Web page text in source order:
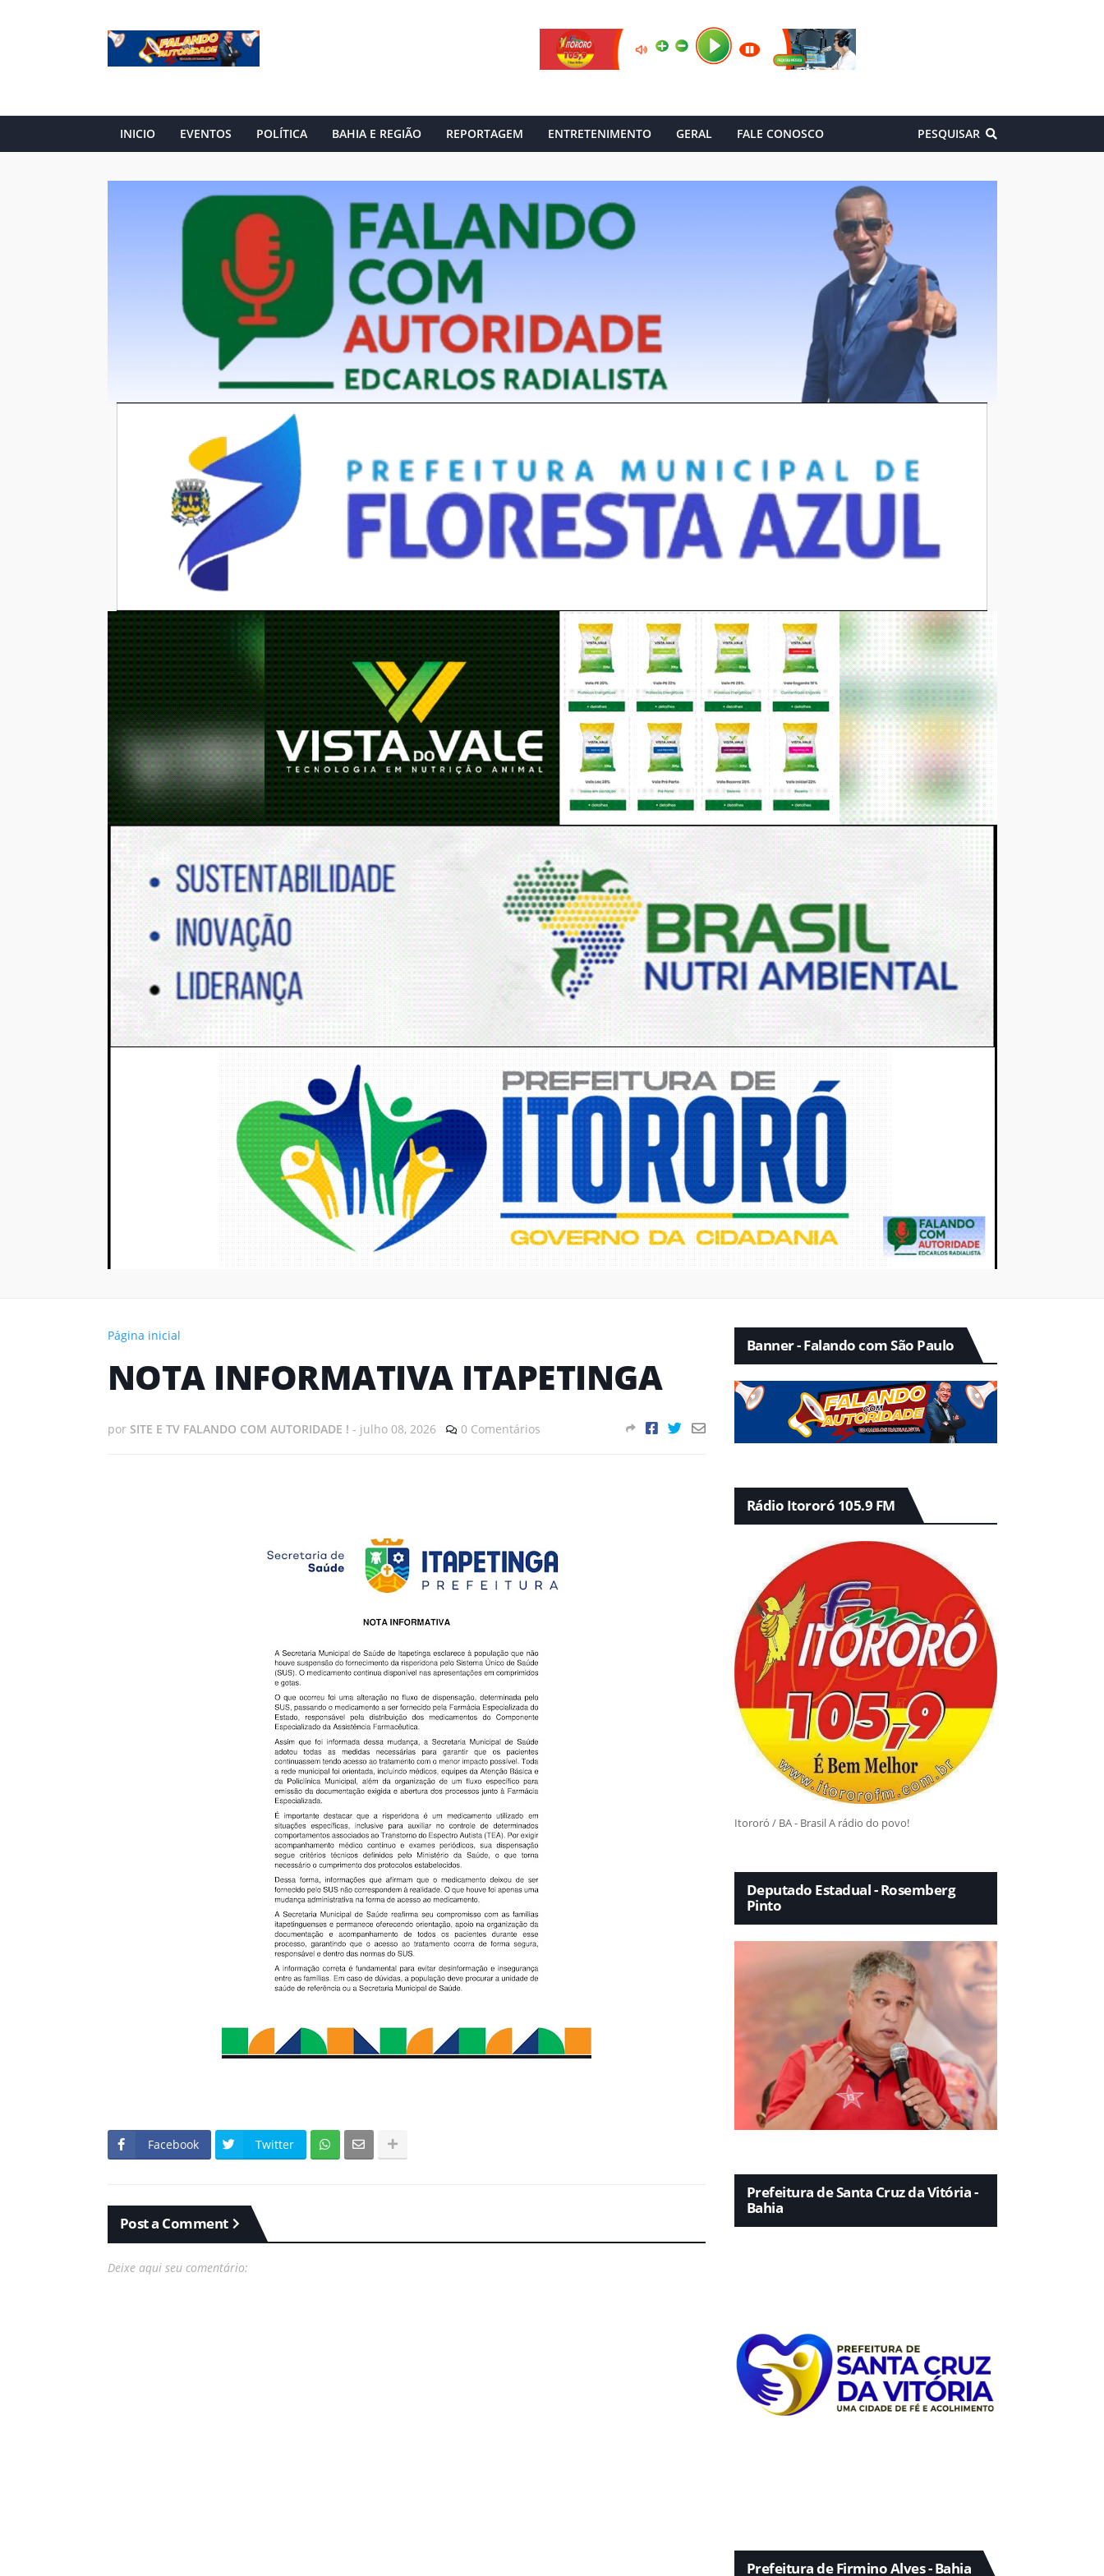
INICIO EVENTOS POLÍTICA BAHIA E REGIÃO REPORTAGEM ENTRETENIMENTO GERAL FALE CONOSCO PESQUISAR
Página inicial
NOTA INFORMATIVA ITAPETINGA
por SITE E TV FALANDO COM AUTORIDADE ! - julho 08, 2026 0 Comentários
Facebook Twitter
Post a Comment
Deixe aqui seu comentário:
Banner - Falando com São Paulo
Rádio Itororó 105.9 FM
Itororó / BA - Brasil A rádio do povo!
Deputado Estadual - Rosemberg
Pinto
Prefeitura de Santa Cruz da Vitória -
Bahia
Prefeitura de Firmino Alves - Bahia